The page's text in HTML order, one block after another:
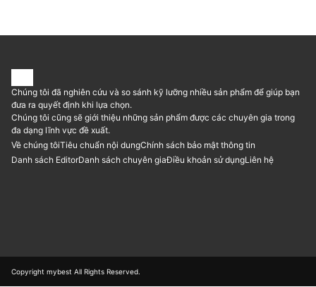
Chúng tôi đã nghiên cứu và so sánh kỹ lưỡng nhiều sản phẩm để giúp bạn
đưa ra quyết định khi lựa chọn.
Chúng tôi cũng sẽ giới thiệu những sản phẩm được các chuyên gia trong
đa dạng lĩnh vực đề xuất.
Về chúng tôiTiêu chuẩn nội dungChính sách bảo mật thông tin
Danh sách EditorDanh sách chuyên giaĐiều khoản sử dụngLiên hệ
Copyright mybest All Rights Reserved.